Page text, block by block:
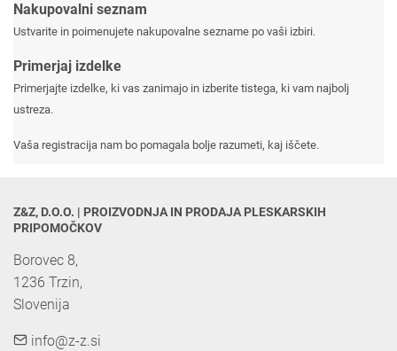
Nakupovalni seznam
Ustvarite in poimenujete nakupovalne sezname po vaši izbiri.
Primerjaj izdelke
Primerjajte izdelke, ki vas zanimajo in izberite tistega, ki vam najbolj
ustreza.
Vaša registracija nam bo pomagala bolje razumeti, kaj iščete.
Z&Z, D.O.O. | PROIZVODNJA IN PRODAJA PLESKARSKIH
PRIPOMOČKOV
Borovec 8,
1236 Trzin,
Slovenija
info@z-z.si